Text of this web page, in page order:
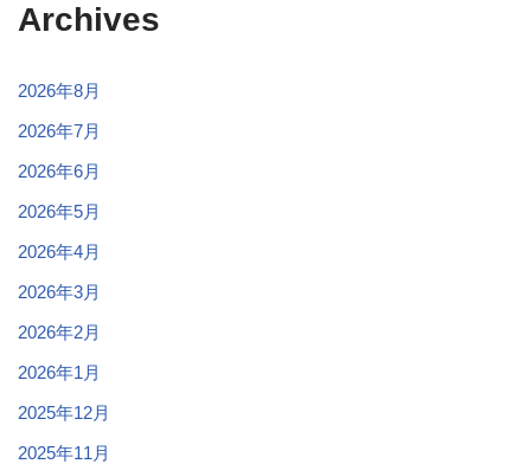
Archives
2026年8月
2026年7月
2026年6月
2026年5月
2026年4月
2026年3月
2026年2月
2026年1月
2025年12月
2025年11月